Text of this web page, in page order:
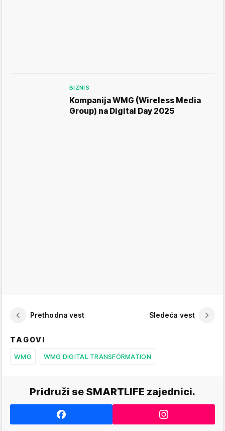
BIZNIS
Kompanija WMG (Wireless Media
Group) na Digital Day 2025
Prethodna vest Sledeća vest
TAGOVI
WMG WMG DIGITAL TRANSFORMATION
Pridruži se SMARTLIFE zajednici.